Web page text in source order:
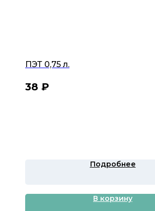
ПЭТ 0,75 л.
38 ₽
Подробнее
В корзину